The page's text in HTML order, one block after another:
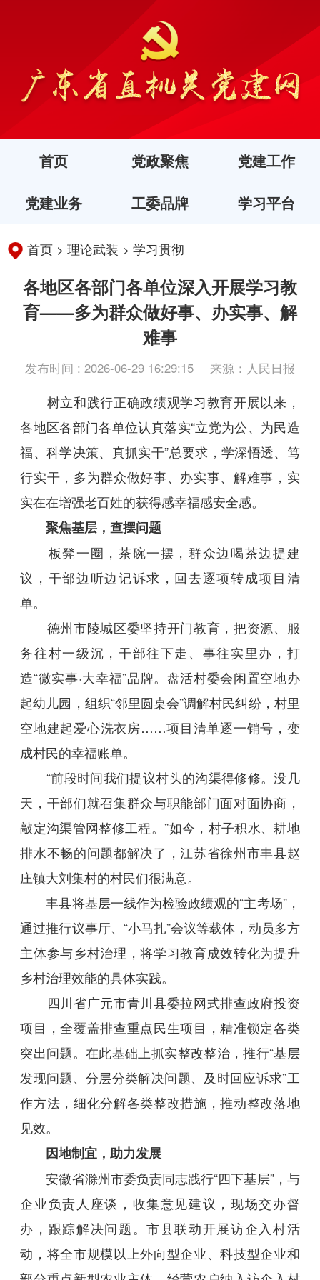
首页 党政聚焦 党建工作
党建业务 工委品牌 学习平台
首页 >理论武装 >学习贯彻
各地区各部门各单位深入开展学习教
育——多为群众做好事、办实事、解
难事
发布时间 : 2026-06-29 16:29:15 来源：人民日报
树立和践行正确政绩观学习教育开展以来，
各地区各部门各单位认真落实“立党为公、为民造
福、科学决策、真抓实干”总要求，学深悟透、笃
行实干，多为群众做好事、办实事、解难事，实
实在在增强老百姓的获得感幸福感安全感。
聚焦基层，查摆问题
板凳一圈，茶碗一摆，群众边喝茶边提建
议，干部边听边记诉求，回去逐项转成项目清
单。
德州市陵城区委坚持开门教育，把资源、服
务往村一级沉，干部往下走、事往实里办，打
造“微实事·大幸福”品牌。盘活村委会闲置空地办
起幼儿园，组织“邻里圆桌会”调解村民纠纷，村里
空地建起爱心洗衣房……项目清单逐一销号，变
成村民的幸福账单。
“前段时间我们提议村头的沟渠得修修。没几
天，干部们就召集群众与职能部门面对面协商，
敲定沟渠管网整修工程。”如今，村子积水、耕地
排水不畅的问题都解决了，江苏省徐州市丰县赵
庄镇大刘集村的村民们很满意。
丰县将基层一线作为检验政绩观的“主考场”，
通过推行议事厅、“小马扎”会议等载体，动员多方
主体参与乡村治理，将学习教育成效转化为提升
乡村治理效能的具体实践。
四川省广元市青川县委拉网式排查政府投资
项目，全覆盖排查重点民生项目，精准锁定各类
突出问题。在此基础上抓实整改整治，推行“基层
发现问题、分层分类解决问题、及时回应诉求”工
作方法，细化分解各类整改措施，推动整改落地
见效。
因地制宜，助力发展
安徽省滁州市委负责同志践行“四下基层”，与
企业负责人座谈，收集意见建议，现场交办督
办，跟踪解决问题。市县联动开展访企入村活
动，将全市规模以上外向型企业、科技型企业和